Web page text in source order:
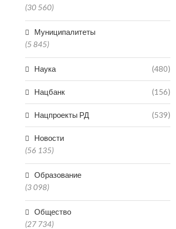
(30 560)
Муниципалитеты
(5 845)
Наука (480)
Нацбанк (156)
Нацпроекты РД (539)
Новости
(56 135)
Образование
(3 098)
Общество
(27 734)